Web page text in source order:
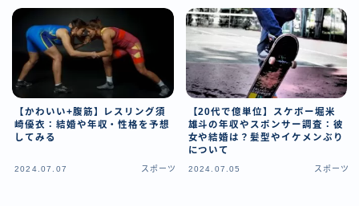
【かわいい+腹筋】レスリング須
崎優衣：結婚や年収・性格を予想
してみる
2024.07.07 スポーツ
【20代で億単位】スケボー堀米
雄斗の年収やスポンサー調査：彼
女や結婚は？髪型やイケメンぶり
について
2024.07.05 スポーツ